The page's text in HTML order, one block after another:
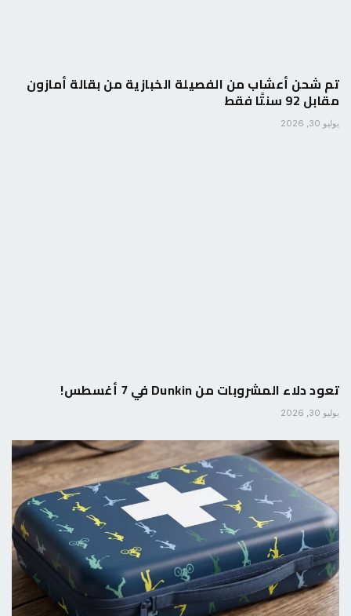
تم شحن أعشاب من الفصيلة الخبازية من بقالة أمازون
مقابل 92 سنتًا فقط
يوليو 30, 2026
تعود دلاء المشروبات من Dunkin في 7 أغسطس!
يوليو 30, 2026